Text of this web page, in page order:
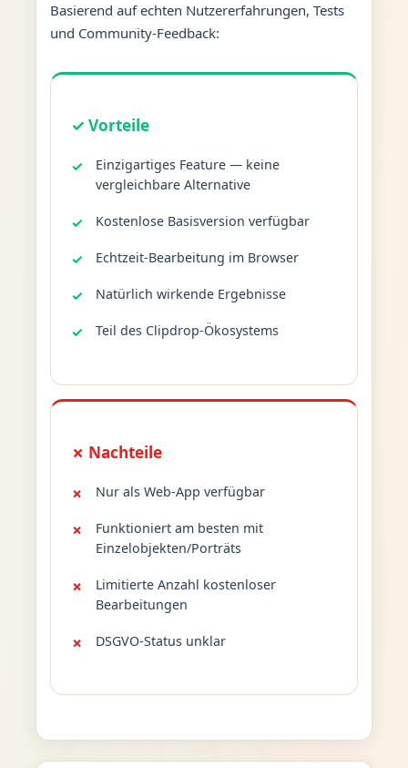
Basierend auf echten Nutzererfahrungen, Tests
und Community-Feedback:
✓ Vorteile
Einzigartiges Feature — keine
vergleichbare Alternative
Kostenlose Basisversion verfügbar
Echtzeit-Bearbeitung im Browser
Natürlich wirkende Ergebnisse
Teil des Clipdrop-Ökosystems
✗ Nachteile
Nur als Web-App verfügbar
Funktioniert am besten mit
Einzelobjekten/Porträts
Limitierte Anzahl kostenloser
Bearbeitungen
DSGVO-Status unklar